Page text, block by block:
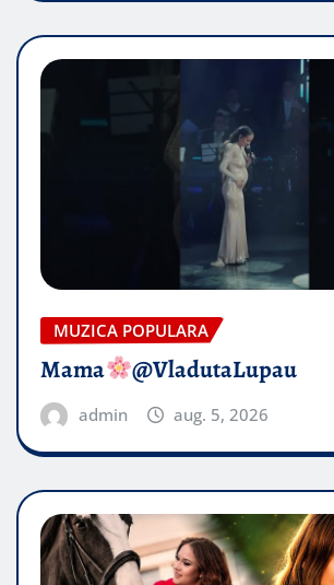
MUZICA POPULARA
Mama @VladutaLupau
admin aug. 5, 2026